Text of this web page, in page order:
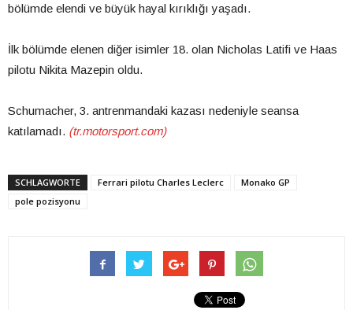
bölümde elendi ve büyük hayal kırıklığı yaşadı.
İlk bölümde elenen diğer isimler 18. olan Nicholas Latifi ve Haas
pilotu Nikita Mazepin oldu.
Schumacher, 3. antrenmandaki kazası nedeniyle seansa
katılamadı. (tr.motorsport.com)
SCHLAGWORTE Ferrari pilotu Charles Leclerc
Monako GP
pole pozisyonu